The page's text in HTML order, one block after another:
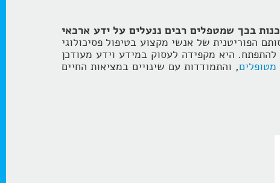
בכך שמטפלים רבים ננעלים על ידע ארכאי
הפוריטנית של אנשי מקצוע בטיפול פסיכולוגי
להתפתח. היא מקפידה לעסוק במידע וידע מעודכן
, והתמודדות עם שינויים במציאות החיים